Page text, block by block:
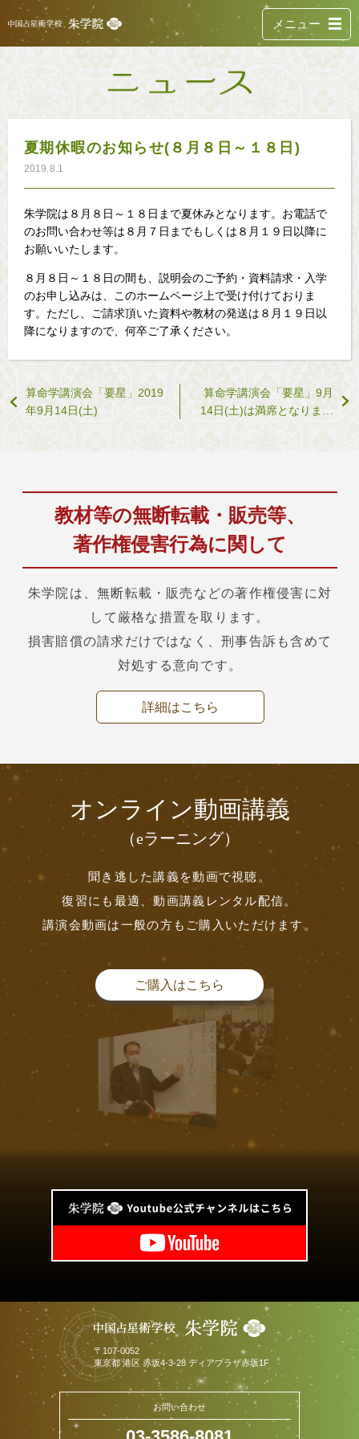
メニュー
夏期休暇のお知らせ(８月８日～１８日)
2019.8.1
朱学院は８月８日～１８日まで夏休みとなります。お電話で
のお問い合わせ等は８月７日までもしくは８月１９日以降に
お願いいたします。
８月８日～１８日の間も、説明会のご予約・資料請求・入学
のお申し込みは、このホームページ上で受け付けておりま
す。ただし、ご請求頂いた資料や教材の発送は８月１９日以
降になりますので、何卒ご了承ください。
算命学講演会「要星」2019
年9月14日(土)
算命学講演会「要星」9月
14日(土)は満席となりまし
教材等の無断転載・販売等、
著作権侵害行為に関して
朱学院は、無断転載・販売などの著作権侵害に対
して厳格な措置を取ります。
損害賠償の請求だけではなく、刑事告訴も含めて
対処する意向です。
詳細はこちら
オンライン動画講義
（eラーニング）
聞き逃した講義を動画で視聴。
復習にも最適、動画講義レンタル配信。
講演会動画は一般の方もご購入いただけます。
ご購入はこちら
〒 107-0052
東京都 港区 赤坂4-3-28 ディアプラザ赤坂1F
お問い合わせ